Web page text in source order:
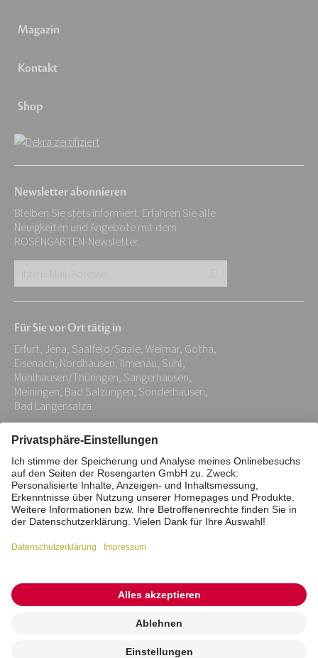
Magazin
Kontakt
Shop
Newsletter abonnieren
Bleiben Sie stets informiert. Erfahren Sie alle
Neuigkeiten und Angebote mit dem
ROSENGARTEN-Newsletter.
E-
Adresse:
*
Für Sie vor Ort tätig in
Erfurt, Jena, Saalfeld/Saale, Weimar, Gotha,
Eisenach, Nordhausen, Ilmenau, Suhl,
Mühlhausen/Thüringen, Sangerhausen,
Meiningen, Bad Salzungen, Sonderhausen,
Bad Langensalza
Impressum Datenschutz
Stiftung
Interne Meldestelle
Zahlungsmittel
Barrierefreiheitserklärung
Vertrag widerrufen
© 2026 ROSENGARTEN-Tierbestattung